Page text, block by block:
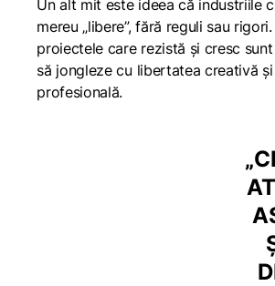
Un alt mit este ideea că industriile
mereu „libere”, fără reguli sau
proiectele care rezistă și cresc
să jongleze cu libertatea creativă
profesională.
„